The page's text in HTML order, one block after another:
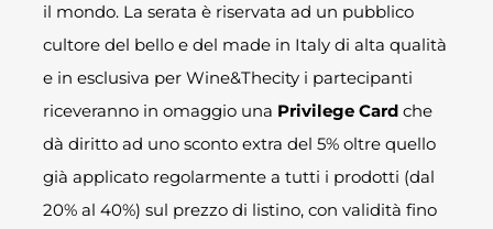
il mondo. La serata è riservata ad un pubblico
cultore del bello e del made in Italy di alta qualità
e in esclusiva per Wine&Thecity i partecipanti
riceveranno in omaggio una Privilege Card che
dà diritto ad uno sconto extra del 5% oltre quello
già applicato regolarmente a tutti i prodotti (dal
20% al 40%) sul prezzo di listino, con validità fino